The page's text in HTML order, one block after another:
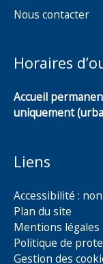
Nous contacter
Horaires
Accueil
uniquement
Liens
Accessibilité :
Plan du site
Mentions légales
Politique de
Gestion des